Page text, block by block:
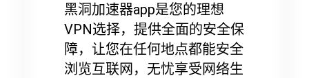
黑洞加速器app是您的理想
VPN选择，提供全面的安全保
障，让您在任何地点都能安全
浏览互联网，无忧享受网络生